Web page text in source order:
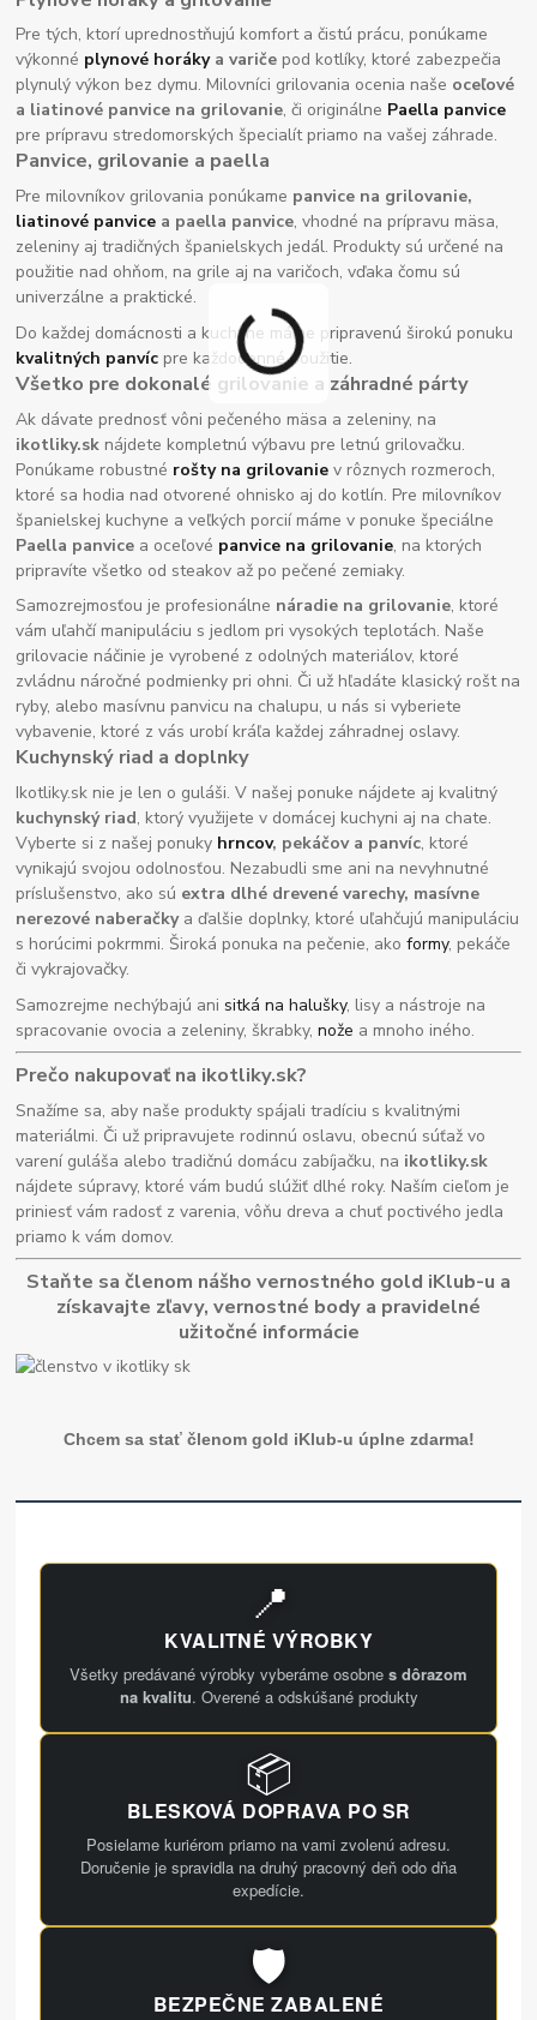
Pre tých, ktorí uprednostňujú komfort a čistú prácu, ponúkame
výkonné plynové horákya variče pod kotlíky, ktoré zabezpečia
plynulý výkon bez dymu. Milovníci grilovania ocenia naše oceľové
a liatinové panvice na grilovanie, či originálne Paella panvice
pre prípravu stredomorských špecialít priamo na vašej záhrade.
Panvice, grilovanie a paella
Pre milovníkov grilovania ponúkame panvice na grilovanie,
liatinové panvice a paella panvice, vhodné na prípravu mäsa,
zeleniny aj tradičných španielskych jedál. Produkty sú určené na
použitie nad ohňom, na grile aj na varičoch, vďaka čomu sú
univerzálne a praktické.
Do každej domácnosti a kuchyne máme pripravenú širokú ponuku
kvalitných panvíc pre každodenné použitie.
Všetko pre dokonalé grilovanie a záhradné párty
Ak dávate prednosť vôni pečeného mäsa a zeleniny, na
ikotliky.sk nájdete kompletnú výbavu pre letnú grilovačku.
Ponúkame robustné rošty na grilovanie v rôznych rozmeroch,
ktoré sa hodia nad otvorené ohnisko aj do kotlín. Pre milovníkov
španielskej kuchyne a veľkých porcií máme v ponuke špeciálne
Paella panvice a oceľové panvice na grilovanie, na ktorých
pripravíte všetko od steakov až po pečené zemiaky.
Samozrejmosťou je profesionálne náradie na grilovanie, ktoré
vám uľahčí manipuláciu s jedlom pri vysokých teplotách. Naše
grilovacie náčinie je vyrobené z odolných materiálov, ktoré
zvládnu náročné podmienky pri ohni. Či už hľadáte klasický rošt na
ryby, alebo masívnu panvicu na chalupu, u nás si vyberiete
vybavenie, ktoré z vás urobí kráľa každej záhradnej oslavy.
Kuchynský riad a doplnky
Ikotliky.sk nie je len o guláši. V našej ponuke nájdete aj kvalitný
kuchynský riad, ktorý využijete v domácej kuchyni aj na chate.
Vyberte si z našej ponuky hrncov, pekáčov a panvíc, ktoré
vynikajú svojou odolnosťou. Nezabudli sme ani na nevyhnutné
príslušenstvo, ako sú extra dlhé drevené varechy, masívne
nerezové naberačkya ďalšie doplnky, ktoré uľahčujú manipuláciu
s horúcimi pokrmmi. Široká ponuka na pečenie, akoformy, pekáče
či vykrajovačky.
Samozrejme nechýbajú anisitká na halušky, lisy a nástroje na
spracovanie ovocia a zeleniny, škrabky,nože a mnoho iného.
Prečo nakupovať na ikotliky.sk?
Snažíme sa, aby naše produkty spájali tradíciu s kvalitnými
materiálmi. Či už pripravujete rodinnú oslavu, obecnú súťaž vo
varení guláša alebo tradičnú domácu zabíjačku, na ikotliky.sk
nájdete súpravy, ktoré vám budú slúžiť dlhé roky. Naším cieľom je
priniesť vám radosť z varenia, vôňu dreva a chuť poctivého jedla
priamo k vám domov.
Staňte sa členom nášho vernostného gold iKlub-u a
získavajte zľavy, vernostné body a pravidelné
užitočné informácie
Chcem sa stať členom gold iKlub-u úplne zdarma!
📍
KVALITNÉ VÝROBKY
Všetky predávané výrobky vyberáme osobne s dôrazom
na kvalitu. Overené a odskúšané produkty
📦
BLESKOVÁ DOPRAVA PO SR
Posielame kuriérom priamo na vami zvolenú adresu.
Doručenie je spravidla na druhý pracovný deň odo dňa
expedície.
🛡️
BEZPEČNE ZABALENÉ